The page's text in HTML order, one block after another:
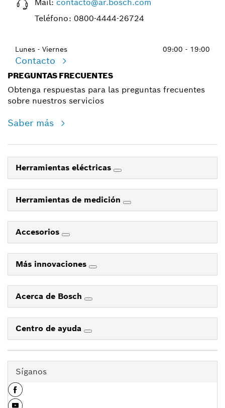
Mail: contacto@ar.bosch.com
Teléfono: 0800-4444-26724
Lunes - Viernes 09:00 - 19:00
Contacto
PREGUNTAS FRECUENTES
Obtenga respuestas para las preguntas frecuentes
sobre nuestros servicios
Saber más
Herramientas eléctricas
Herramientas de medición
Accesorios
Más innovaciones
Acerca de Bosch
Centro de ayuda
Síganos